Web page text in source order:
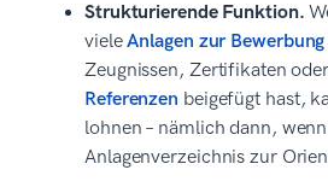
Strukturierende Funktion.
vieleAnlagen zur Bewerbung
Zeugnissen, Zertifikaten
Referenzen beigefügt hast,
lohnen – nämlich dann,
Anlagenverzeichnis zur